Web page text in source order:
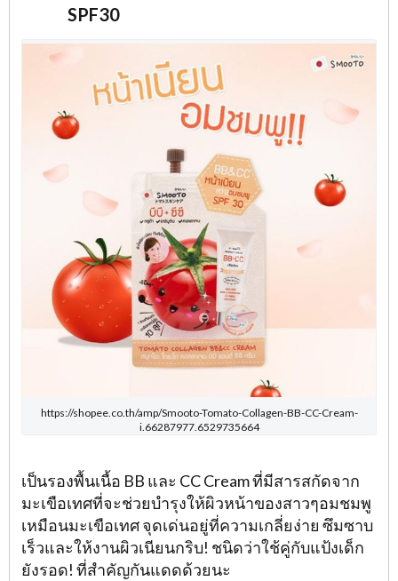
SPF30
https://shopee.co.th/amp/Smooto-Tomato-Collagen-BB-CC-Cream-
i.66287977.6529735664
เป็นรองพื้นเนื้อ BB และ CC Cream ที่มีสารสกัดจาก
มะเขือเทศที่จะช่วยบำรุงให้ผิวหน้าของสาวๆอมชมพู
เหมือนมะเขือเทศ จุดเด่นอยู่ที่ความเกลี่ยง่าย ซึมซาบ
เร็วและให้งานผิวเนียนกริบ! ชนิดว่าใช้คู่กับแป้งเด็ก
ยังรอด! ที่สำคัญกันแดดด้วยนะ